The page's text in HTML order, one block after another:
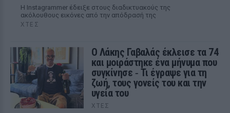
Η Instagrammer έδειξε στους διαδικτυακούς της
ακόλουθους εικόνες από την απόδρασή της
ΧΤΕΣ
Ο Λάκης Γαβαλάς έκλεισε τα 74
και μοιράστηκε ένα μήνυμα που
συγκίνησε ‑ Τι έγραψε για τη
ζωή, τους γονείς του και την
υγεία του
ΧΤΕΣ